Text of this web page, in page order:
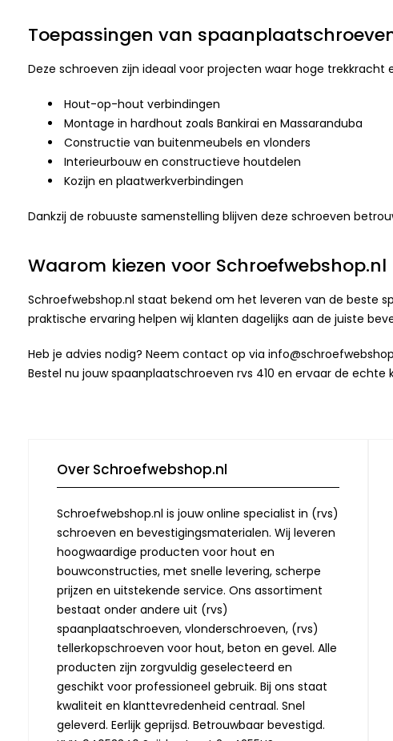
Toepassingen van
Deze schroeven zijn ideaal voor projecten waar hoge trekkracht
Hout-op-hout verbindingen
Montage in hardhout zoals Bankirai en Massaranduba
Constructie van buitenmeubels en vlonders
Interieurbouw en constructieve houtdelen
Kozijn en plaatwerkverbindingen
Dankzij de robuuste samenstelling blijven deze schroeven
Waarom kiezen voor Schroefwebshop.nl
Schroefwebshop.nl staat bekend om het leveren van de beste
praktische ervaring helpen wij klanten dagelijks aan de juiste
Heb je advies nodig? Neem contact op via
Bestel nu jouw spaanplaatschroeven rvs 410 en ervaar de
Over Schroefwebshop.nl
Schroefwebshop.nl is jouw online specialist in (rvs)
schroeven en bevestigingsmaterialen. Wij leveren
hoogwaardige producten voor hout en
bouwconstructies, met snelle levering, scherpe
prijzen en uitstekende service. Ons assortiment
bestaat onder andere uit (rvs)
spaanplaatschroeven, vlonderschroeven, (rvs)
tellerkopschroeven voor hout, beton en gevel. Alle
producten zijn zorgvuldig geselecteerd en
geschikt voor professioneel gebruik. Bij ons staat
kwaliteit en klanttevredenheid centraal. Snel
geleverd. Eerlijk geprijsd. Betrouwbaar bevestigd.